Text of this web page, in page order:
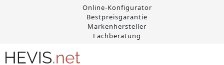
Online-Konfigurator
Bestpreisgarantie
Markenhersteller
Fachberatung